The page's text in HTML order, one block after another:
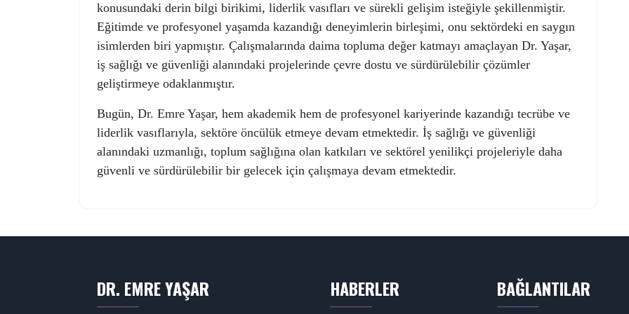
konusundaki derin bilgi birikimi, liderlik vasıfları ve sürekli gelişim isteğiyle şekillenmiştir.
Eğitimde ve profesyonel yaşamda kazandığı deneyimlerin birleşimi, onu sektördeki en saygın
isimlerden biri yapmıştır. Çalışmalarında daima topluma değer katmayı amaçlayan Dr. Yaşar,
iş sağlığı ve güvenliği alanındaki projelerinde çevre dostu ve sürdürülebilir çözümler
geliştirmeye odaklanmıştır.
Bugün, Dr. Emre Yaşar, hem akademik hem de profesyonel kariyerinde kazandığı tecrübe ve
liderlik vasıflarıyla, sektöre öncülük etmeye devam etmektedir. İş sağlığı ve güvenliği
alanındaki uzmanlığı, toplum sağlığına olan katkıları ve sektörel yenilikçi projeleriyle daha
güvenli ve sürdürülebilir bir gelecek için çalışmaya devam etmektedir.
DR. EMRE YAŞAR HABERLER BAĞLANTILAR